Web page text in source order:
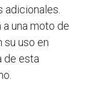
una moto de
su uso en
de esta